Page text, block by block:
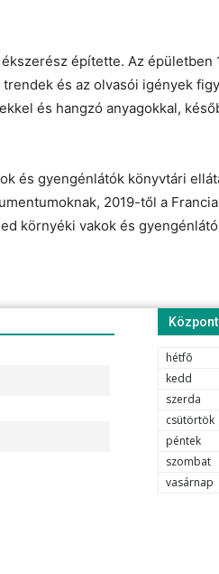
építette. Az épületben
és az olvasói igények
és hangzó anyagokkal,
és gyengénlátók könyvtári
2019-től a
környéki vakok és
hétfõ
kedd
szerda
csütörtök
péntek
szombat
vasárnap